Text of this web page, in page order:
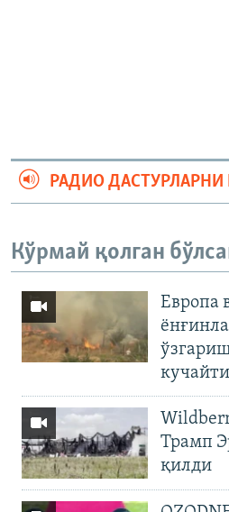
РАДИО ДАСТУРЛАРНИ
Кўрмай қолган
Европа
Трамп
қилди